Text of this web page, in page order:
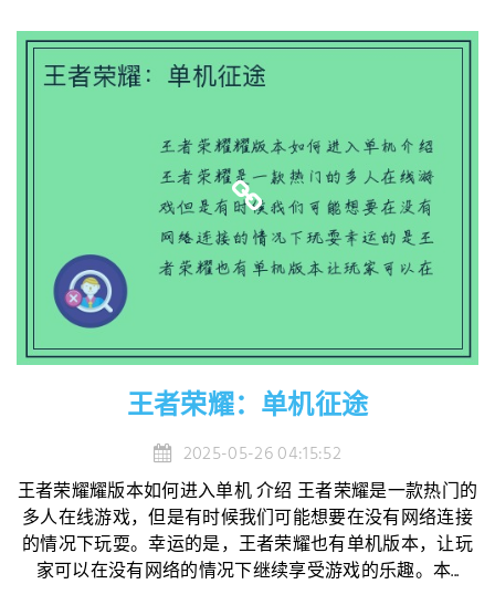
王者荣耀：单机征途
2025-05-26 04:15:52
王者荣耀耀版本如何进入单机 介绍 王者荣耀是一款热门的
多人在线游戏，但是有时候我们可能想要在没有网络连接
的情况下玩耍。幸运的是，王者荣耀也有单机版本，让玩
家可以在没有网络的情况下继续享受游戏的乐趣。本...